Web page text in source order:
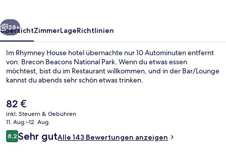
Restaurant
Weiter
28+
ÜbersichtZimmerLageRichtlinien
Im Rhymney House hotel übernachte nur 10 Autominuten entfernt
von: Brecon Beacons National Park. Wenn du etwas essen
möchtest, bist du im Restaurant willkommen, und in der Bar/Lounge
kannst du abends sehr schön etwas trinken.
Der
aktuelle
Preis
beträgt
82 €.
82 €
inkl. Steuern & Gebühren
11. Aug.–12. Aug.
Bewertungen
8,28,2 von 10.
Sehr gutAlle 143 Bewertungen anzeigen